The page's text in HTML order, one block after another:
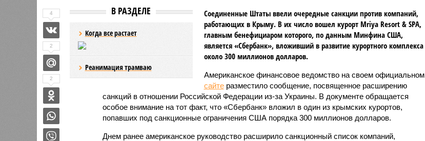
В РАЗДЕЛЕ
Когда все растает
Реанимация трамваю
Соединенные Штаты ввели очередные санкции против компаний,
работающих в Крыму. В их число вошел курорт Mriya Resort & SPA,
главным бенефициаром которого, по данным Минфина США,
является «Сбербанк», вложивший в развитие курортного комплекса
около 300 миллионов долларов.
Американское финансовое ведомство на своем официальном
сайтеразместило сообщение, посвященное расширению
санкций в отношении Российской Федерации из-за Украины. В документе обращается
особое внимание на тот факт, что «Сбербанк» вложил в один из крымских курортов,
попавших под санкционные ограничения США порядка 300 миллионов долларов.
Днем ранее американское руководство расширило санкционный список компаний,
4
2
2